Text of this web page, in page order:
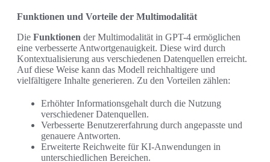
Funktionen und Vorteile der Multimodalität
Die Funktionen der Multimodalität in GPT-4 ermöglichen
eine verbesserte Antwortgenauigkeit. Diese wird durch
Kontextualisierung aus verschiedenen Datenquellen erreicht.
Auf diese Weise kann das Modell reichhaltigere und
vielfältigere Inhalte generieren. Zu den Vorteilen zählen:
Erhöhter Informationsgehalt durch die Nutzung
verschiedener Datenquellen.
Verbesserte Benutzererfahrung durch angepasste und
genauere Antworten.
Erweiterte Reichweite für KI-Anwendungen in
unterschiedlichen Bereichen.